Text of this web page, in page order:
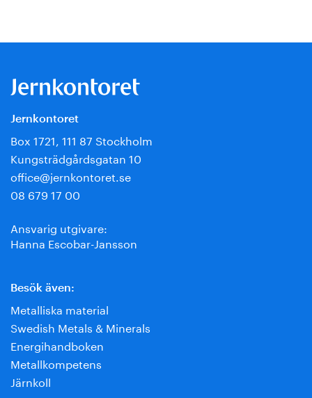
Jernkontoret
Box 1721, 111 87 Stockholm
Kungsträdgårdsgatan 10
office@jernkontoret.se
08 679 17 00
Ansvarig utgivare:
Hanna Escobar-Jansson
Besök även:
Metalliska material
Swedish Metals & Minerals
Energihandboken
Metallkompetens
Järnkoll